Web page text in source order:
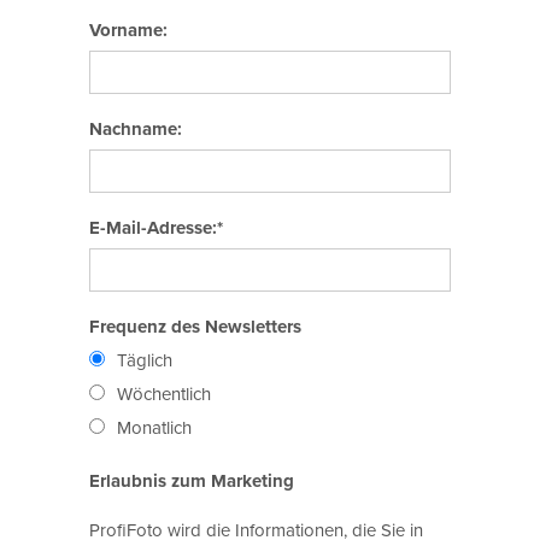
Vorname:
Nachname:
E-Mail-Adresse:*
Frequenz des Newsletters
Täglich
Wöchentlich
Monatlich
Erlaubnis zum Marketing
ProfiFoto wird die Informationen, die Sie in